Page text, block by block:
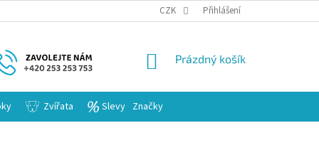
CZK Přihlášení
NÁKUPNÍ
Prázdný košík
Zvířata Slevy Značky